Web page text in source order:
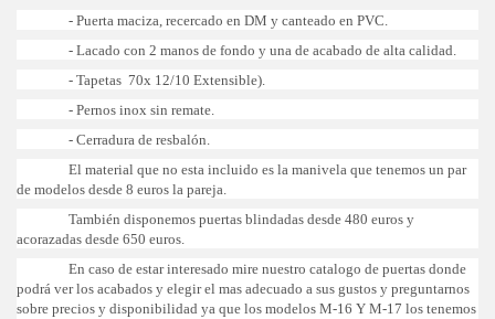
- Puerta maciza, recercado en DM y canteado en PVC.
- Lacado con 2 manos de fondo y una de acabado de alta calidad.
- Tapetas 70x 12/10 Extensible).
- Pernos inox sin remate.
- Cerradura de resbalón.
El material que no esta incluido es la manivela que tenemos un par
de modelos desde 8 euros la pareja.
También disponemos puertas blindadas desde 480 euros y
acorazadas desde 650 euros.
En caso de estar interesado mire nuestro catalogo de puertas donde
podrá ver los acabados y elegir el mas adecuado a sus gustos y preguntarnos
sobre precios y disponibilidad ya que los modelos M-16 Y M-17 los tenemos